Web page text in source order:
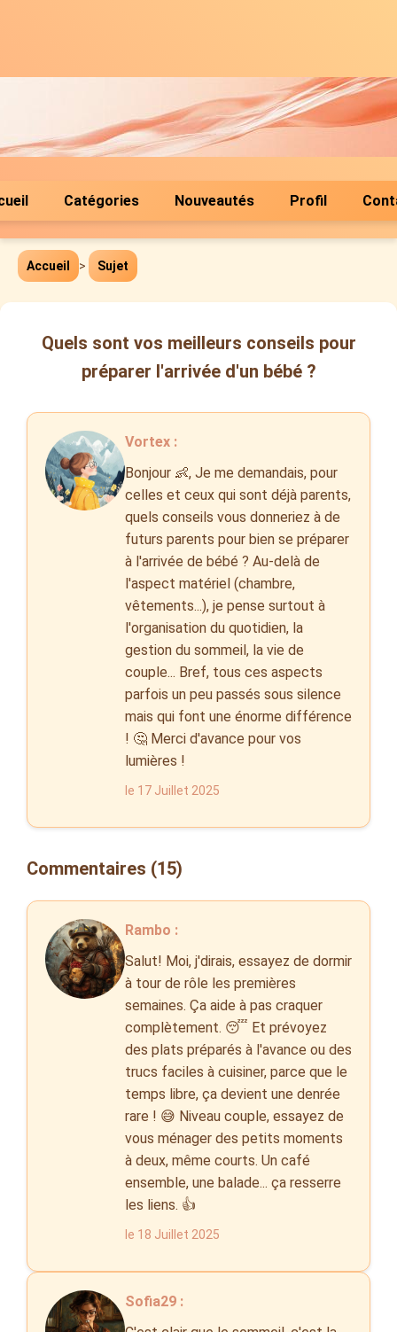
Catégories Nouveautés Profil
Accueil > Sujet
Quels sont vos meilleurs conseils pour
préparer l'arrivée d'un bébé ?
Vortex :
Bonjour 👶, Je me demandais, pour
celles et ceux qui sont déjà parents,
quels conseils vous donneriez à de
futurs parents pour bien se préparer
à l'arrivée de bébé ? Au-delà de
l'aspect matériel (chambre,
vêtements...), je pense surtout à
l'organisation du quotidien, la
gestion du sommeil, la vie de
couple... Bref, tous ces aspects
parfois un peu passés sous silence
mais qui font une énorme différence
! 🤔 Merci d'avance pour vos
lumières !
le 17 Juillet 2025
Commentaires (15)
Rambo :
Salut! Moi, j'dirais, essayez de dormir
à tour de rôle les premières
semaines. Ça aide à pas craquer
complètement. 😴 Et prévoyez
des plats préparés à l'avance ou des
trucs faciles à cuisiner, parce que le
temps libre, ça devient une denrée
rare ! 😅 Niveau couple, essayez de
vous ménager des petits moments
à deux, même courts. Un café
ensemble, une balade... ça resserre
les liens. 👍
le 18 Juillet 2025
Sofia29 :